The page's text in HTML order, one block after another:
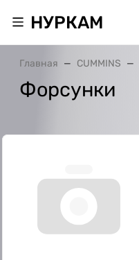
НУРКАМ
Главная CUMMINS
Форсунки